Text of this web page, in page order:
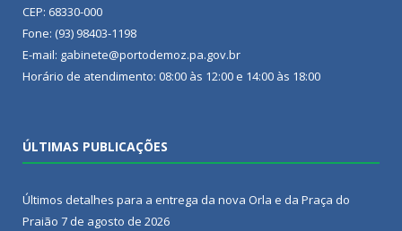
CEP: 68330-000
Fone: (93) 98403-1198
E-mail: gabinete@portodemoz.pa.gov.br
Horário de atendimento: 08:00 às 12:00 e 14:00 às 18:00
ÚLTIMAS PUBLICAÇÕES
Últimos detalhes para a entrega da nova Orla e da Praça do
Praião 7 de agosto de 2026